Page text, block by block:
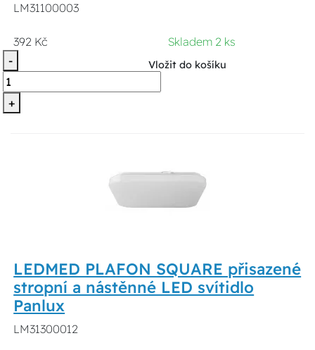
LM31100003
392 Kč
Skladem 2 ks
-
+
Vložit do košíku
LEDMED PLAFON SQUARE přisazené
stropní a nástěnné LED svítidlo
Panlux
LM31300012